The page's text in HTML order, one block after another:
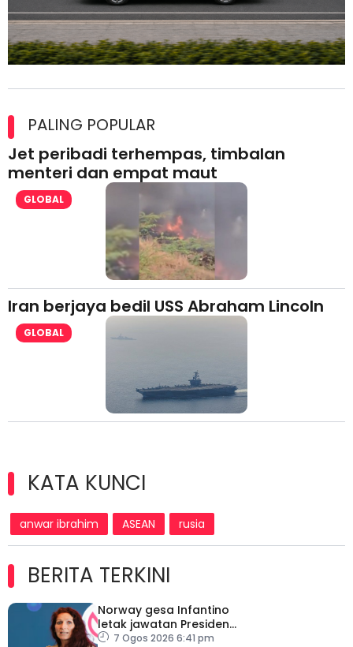
lesen separuh pertama 2026
PALING POPULAR
Jet peribadi terhempas, timbalan
menteri dan empat maut
GLOBAL
Iran berjaya bedil USS Abraham Lincoln
GLOBAL
KATA KUNCI
anwar ibrahim ASEAN rusia
BERITA TERKINI
Norway gesa Infantino
letak jawatan Presiden
FIFA7 Ogos 2026 6:41 pm